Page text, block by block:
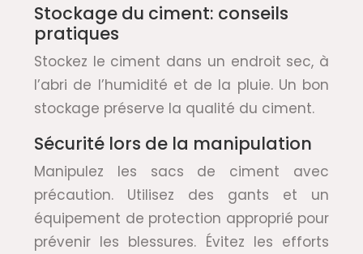
Stockage du ciment: conseils
pratiques
Stockez le ciment dans un endroit sec, à
l’abri de l’humidité et de la pluie. Un bon
stockage préserve la qualité du ciment.
Sécurité lors de la manipulation
Manipulez les sacs de ciment avec
précaution. Utilisez des gants et un
équipement de protection approprié pour
prévenir les blessures. Évitez les efforts